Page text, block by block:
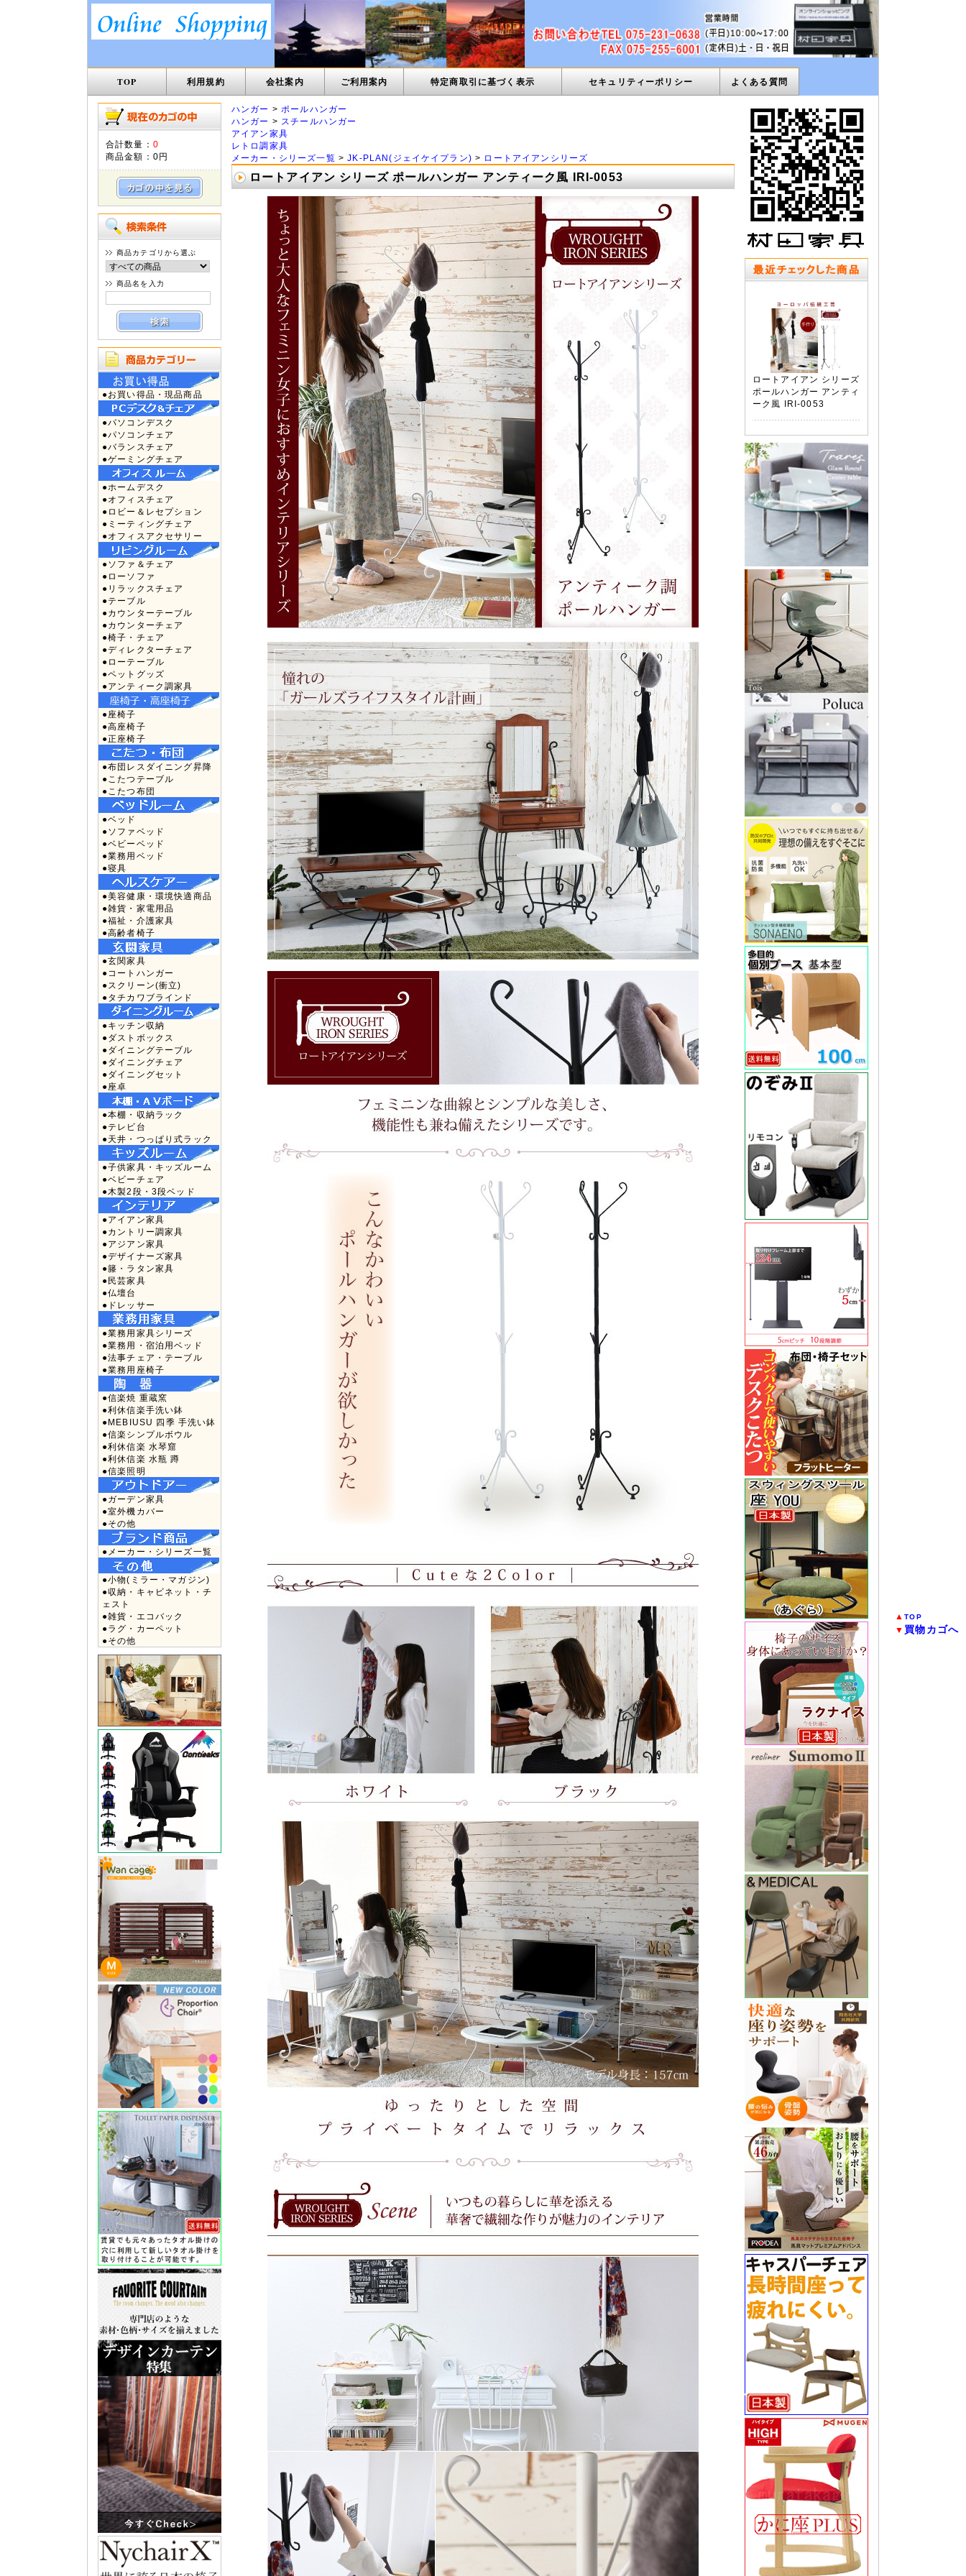
TOP 利用規約 会社案内 ご利用案内 特定商取引に基づく表示 セキュリティーポリシー よくある質問
合計数量： 0
商品金額： 0円
商品カテゴリから選ぶ
商品名を入力
●お買い得品・現品商品
●パソコンデスク
●パソコンチェア
●バランスチェア
●ゲーミングチェア
●ホームデスク
●オフィスチェア
●ロビー＆レセプション
●ミーティングチェア
●オフィスアクセサリー
●ソファ＆チェア
●ローソファ
●リラックスチェア
●テーブル
●カウンターテーブル
●カウンターチェア
●椅子・チェア
●ディレクターチェア
●ローテーブル
●ペットグッズ
●アンティーク調家具
●座椅子
●高座椅子
●正座椅子
●布団レスダイニング昇降
●こたつテーブル
●こたつ布団
●ベッド
●ソファベッド
●ベビーベッド
●業務用ベッド
●寝具
●美容健康・環境快適商品
●雑貨・家電用品
●福祉・介護家具
●高齢者椅子
●玄関家具
●コートハンガー
●スクリーン(衝立)
●タチカワブラインド
●キッチン収納
●ダストボックス
●ダイニングテーブル
●ダイニングチェア
●ダイニングセット
●座卓
●本棚・収納ラック
●テレビ台
●天井・つっぱり式ラック
●子供家具・キッズルーム
●ベビーチェア
●木製2段・3段ベッド
●アイアン家具
●カントリー調家具
●アジアン家具
●デザイナーズ家具
●籐・ラタン家具
●民芸家具
●仏壇台
●ドレッサー
●業務用家具シリーズ
●業務用・宿泊用ベッド
●法事チェア・テーブル
●業務用座椅子
●信楽焼 重蔵窯
●利休信楽手洗い鉢
●MEBIUSU 四季 手洗い鉢
●信楽シンプルボウル
●利休信楽 水琴窟
●利休信楽 水瓶 蹲
●信楽照明
●ガーデン家具
●室外機カバー
●その他
●メーカー・シリーズ一覧
●小物(ミラー・マガジン)
●収納・キャビネット・チ
ェスト
●雑貨・エコバック
●ラグ・カーペット
●その他
ハンガー > ポールハンガー
ハンガー > スチールハンガー
アイアン家具
レトロ調家具
メーカー・シリーズ一覧 >JK-PLAN(ジェイケイプラン) > ロートアイアンシリーズ
ロートアイアン シリーズ ポールハンガー アンティーク風 IRI-0053
ロートアイアン シリーズ
ポールハンガー アンティ
ーク風 IRI-0053
▲TOP
▼ 買物カゴへ